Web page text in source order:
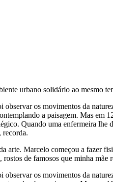
urbano solidário ao mesmo
os movimentos da
a paisagem. Mas
Quando uma enfermeira
recorda.
arte. Marcelo começou a fazer
de famosos que minha mãe
os movimentos da